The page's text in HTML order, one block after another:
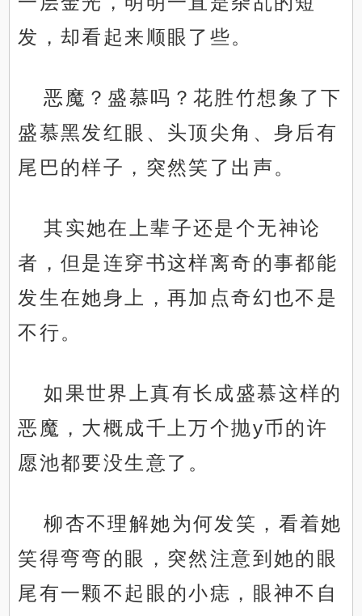
发，却看起来顺眼了些。
恶魔？盛慕吗？花胜竹想象了下
盛慕黑发红眼、头顶尖角、身后有
尾巴的样子，突然笑了出声。
其实她在上辈子还是个无神论
者，但是连穿书这样离奇的事都能
发生在她身上，再加点奇幻也不是
不行。
如果世界上真有长成盛慕这样的
恶魔，大概成千上万个抛y币的许
愿池都要没生意了。
柳杏不理解她为何发笑，看着她
笑得弯弯的眼，突然注意到她的眼
尾有一颗不起眼的小痣，眼神不自